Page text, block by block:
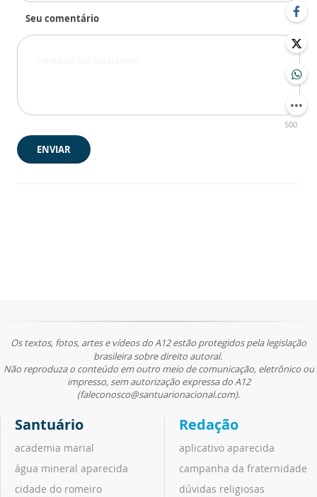
Seu comentário
500
ENVIAR
Os textos, fotos, artes e vídeos do A12 estão protegidos pela legislação
brasileira sobre direito autoral.
Não reproduza o conteúdo em outro meio de comunicação, eletrônico ou
impresso, sem autorização expressa do A12
(faleconosco@santuarionacional.com).
Santuário
academia marial
água mineral aparecida
cidade do romeiro
Redação
aplicativo aparecida
campanha da fraternidade
dúvidas religiosas